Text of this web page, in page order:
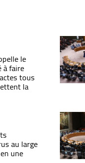
le
à faire
tous
la
au large
une